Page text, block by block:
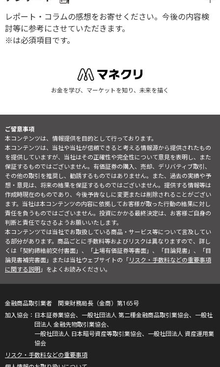
レポート・コラムの感想をお寄せください。今後の内容検
討等に参考にさせていただきます。
※は必須項目です。
お金を学び、マーケットを知り、未来を描く
ご留意事項
本コンテンツは、情報提供を目的として行っております。
本コンテンツは、当社や当社が信頼できると考える情報源から提供されたもの
を提供していますが、当社はその正確性や完全性について意見を表明し、また
保証するものではございません。有価証券の購入、売却、デリバティブ取引、
その他の取引を推奨し、勧誘するものではありません。また、過去の実績や予
想・意見は、将来の結果を保証するものではございません。提供する情報等は
作成時現在のものであり、今後予告なしに変更または削除されることがござい
ます。当社は本コンテンツの内容に依拠してお客様が取った行動の結果に対し
責任を負うものではございません。投資にかかる最終決定は、お客様ご自身の
判断と責任でなさるようお願いいたします。
本コンテンツでは当社でお取扱している商品・サービス等について言及してい
る部分があります。商品ごとに手数料等およびリスクは異なりますので、詳し
くは「契約締結前交付書面」、「上場有価証券等書面」、「目論見書」、「目
論見書補完書面」または当社ウェブサイトの「リスク・手数料などの重要事項
に関する説明」をよくお読みください。
金融商品取引業者 関東財務局長（金商）第165号
日本証券業協会、一般社団法人 第二種金融商品取引業協会、一般社
団法人 金融先物取引業協会、
一般社団法人 日本暗号資産等取引業協会、一般社団法人 資産運用業
協会
リスク・手数料などの重要事項